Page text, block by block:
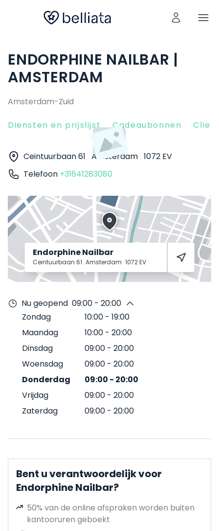
ENDORPHINE NAILBAR |
AMSTERDAM
Amsterdam-Zuid
Diensten en prijslijst Cadeaubonnen
Ceintuurbaan 61 Amsterdam 1072 EV
Telefoon +31641283080
Endorphine Nailbar
Ceintuurbaan 61 Amsterdam 1072 EV
Nu geopend 09:00 - 20:00
Zondag
10:00 - 19:00
Maandag
10:00 - 20:00
Dinsdag
09:00 - 20:00
Woensdag
09:00 - 20:00
Donderdag
09:00 - 20:00
Vrijdag
09:00 - 20:00
Zaterdag
09:00 - 20:00
Bent u verantwoordelijk voor
Endorphine Nailbar?
50% van de online afspraken worden buiten
kantooruren geboekt